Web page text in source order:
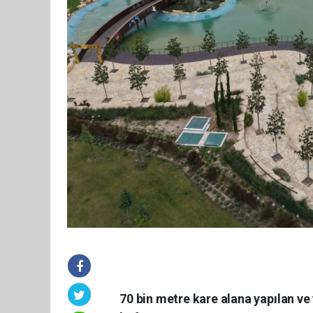
70 bin metre kare alana yapılan